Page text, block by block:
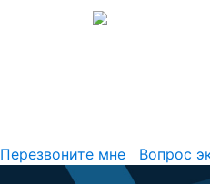
Перезвоните мне
Вопрос